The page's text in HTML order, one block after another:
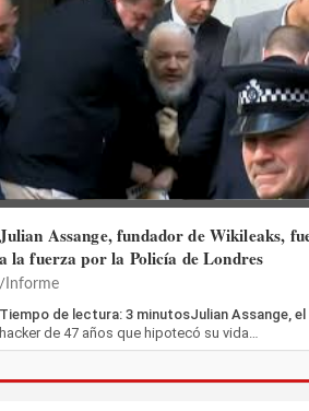
Julian Assange, fundador de Wikileaks,
a la fuerza por la Policía de Londres
Informe
Tiempo de lectura: 3 minutosJulian Assange,
hacker de 47 años que hipotecó su vida…